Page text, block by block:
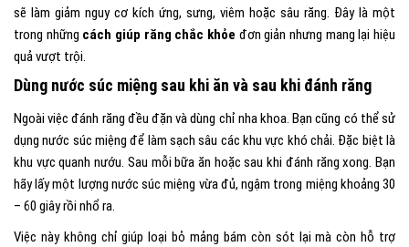
sẽ làm giảm nguy cơ kích ứng, sưng, viêm hoặc sâu răng. Đây là một
trong những cách giúp răng chắc khỏe đơn giản nhưng mang lại hiệu
quả vượt trội.
Dùng nước súc miệng sau khi ăn và sau khi đánh răng
Ngoài việc đánh răng đều đặn và dùng chỉ nha khoa. Bạn cũng có thể sử
dụng nước súc miệng để làm sạch sâu các khu vực khó chải. Đặc biệt là
khu vực quanh nướu. Sau mỗi bữa ăn hoặc sau khi đánh răng xong. Bạn
hãy lấy một lượng nước súc miệng vừa đủ, ngậm trong miệng khoảng 30
– 60 giây rồi nhổ ra.
Việc này không chỉ giúp loại bỏ mảng bám còn sót lại mà còn hỗ trợ